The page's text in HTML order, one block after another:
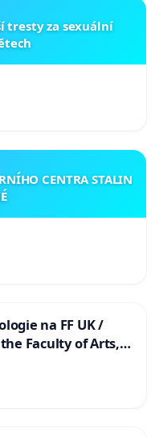
tresty za sexuální
CENTRA STALIN
na FF UK /
Faculty of Arts,